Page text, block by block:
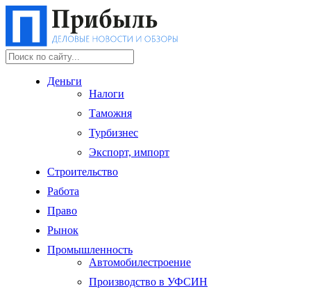
Деньги
Налоги
Таможня
Турбизнес
Экспорт, импорт
Строительство
Работа
Право
Рынок
Промышленность
Автомобилестроение
Производство в УФСИН